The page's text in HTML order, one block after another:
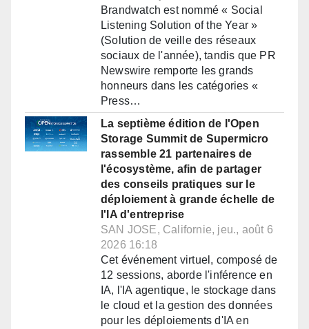
Brandwatch est nommé « Social
Listening Solution of the Year »
(Solution de veille des réseaux
sociaux de l'année), tandis que PR
Newswire remporte les grands
honneurs dans les catégories «
Press…
La septième édition de l'Open
Storage Summit de Supermicro
rassemble 21 partenaires de
l'écosystème, afin de partager
des conseils pratiques sur le
déploiement à grande échelle de
l'IA d'entreprise
SAN JOSE, Californie, jeu., août 6
2026 16:18
Cet événement virtuel, composé de
12 sessions, aborde l'inférence en
IA, l'IA agentique, le stockage dans
le cloud et la gestion des données
pour les déploiements d'IA en